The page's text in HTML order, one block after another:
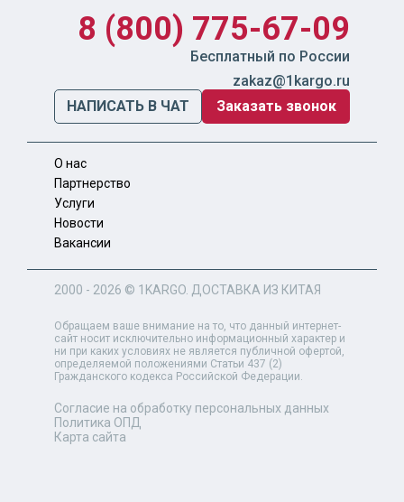
8 (800) 775-67-09
Бесплатный по России
zakaz@1kargo.ru
НАПИСАТЬ В ЧАТ
Заказать звонок
О нас
Партнерство
Услуги
Новости
Вакансии
2000 - 2026 © 1KARGO . ДОСТАВКА ИЗ КИТАЯ
Обращаем ваше внимание на то, что данный интернет-
сайт носит исключительно информационный характер и
ни при каких условиях не является публичной офертой,
определяемой положениями Статьи 437 (2)
Гражданского кодекса Российской Федерации.
Согласие на обработку персональных данных
Политика ОПД
Карта сайта